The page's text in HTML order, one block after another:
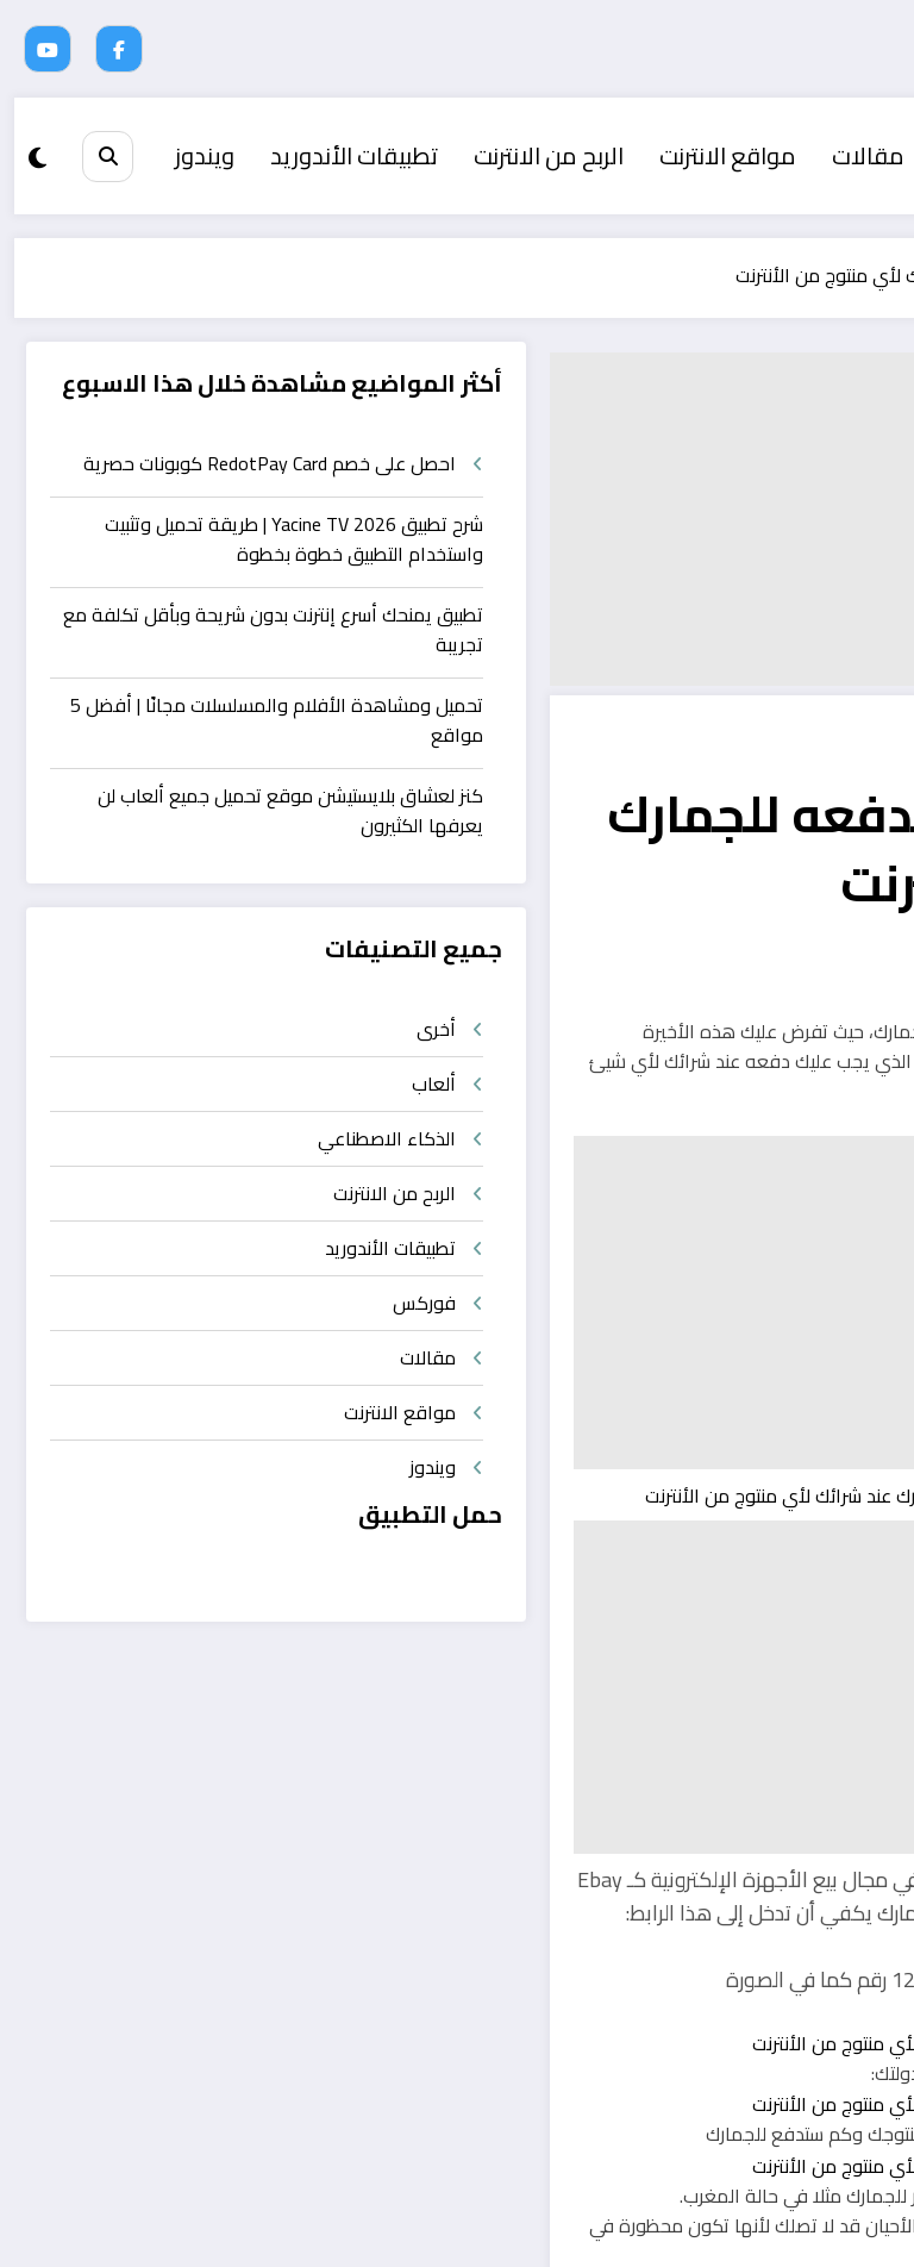
مقالات مواقع الانترنت الربح من الانترنت تطبيقات الأندوريد ويندوز
منتوج من الأنترنت
للجمارك
حيث تفرض عليك هذه الأخيرة
يجب عليك دفعه عند شرائك لأي شيئ
فعندما تشتري الهواتف أو الساعات الذكية من مجموعة من المواقع الرائدة في مجال بيع الأجهزة الإلكترونية كـ Ebay
قد لا تصلك لأنها تكون محظورة في
أكثر المواضيع مشاهدة خلال هذا الاسبوع
احصل على خصم RedotPay Card كوبونات حصرية
شرح تطبيق Yacine TV 2026 | طريقة تحميل وتثبيت
واستخدام التطبيق خطوة بخطوة
تطبيق يمنحك أسرع إنترنت بدون شريحة وبأقل تكلفة مع
تجريبة
تحميل ومشاهدة الأفلام والمسلسلات مجانًا | أفضل 5
مواقع
كنز لعشاق بلايستيشن موقع تحميل جميع ألعاب لن
يعرفها الكثيرون
جميع التصنيفات
أخرى
ألعاب
الذكاء الاصطناعي
الربح من الانترنت
تطبيقات الأندوريد
فوركس
مقالات
مواقع الانترنت
ويندوز
حمل التطبيق